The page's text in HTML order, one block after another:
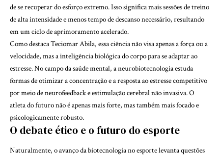
de se recuperar do esforço extremo. Isso significa mais sessões de treino
de alta intensidade e menos tempo de descanso necessário, resultando
em um ciclo de aprimoramento acelerado.
Como destaca Teciomar Abila, essa ciência não visa apenas a força ou a
velocidade, mas a inteligência biológica do corpo para se adaptar ao
estresse. No campo da saúde mental, a neurobiotecnologia estuda
formas de otimizar a concentração e a resposta ao estresse competitivo
por meio de neurofeedback e estimulação cerebral não invasiva. O
atleta do futuro não é apenas mais forte, mas também mais focado e
psicologicamente robusto.
O debate ético e o futuro do esporte
Naturalmente, o avanço da biotecnologia no esporte levanta questões